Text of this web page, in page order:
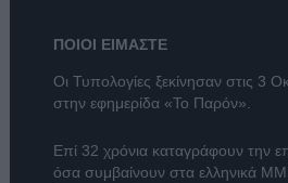
ΠΟΙΟΙ ΕΙΜΑΣΤΕ
Οι Τυπολογίες ξεκίνησαν στις 3
στην εφημερίδα «Το Παρόν».
Επί 32 χρόνια καταγράφουν την
όσα συμβαίνουν στα ελληνικά